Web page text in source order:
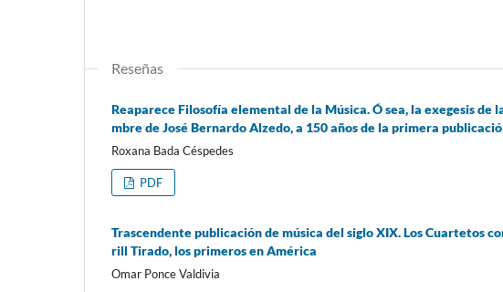
Reseñas
Reaparece Filosofía elemental de la Música. Ó sea, la exegesis
mbre de José Bernardo Alzedo, a 150 años de la primera
Roxana Bada Céspedes
PDF
Trascendente publicación de música del siglo XIX. Los Cuartetos
rill Tirado, los primeros en América
Omar Ponce Valdivia